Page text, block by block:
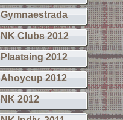
Gymnaestrada
NK Clubs 2012
Plaatsing 2012
Ahoycup 2012
NK 2012